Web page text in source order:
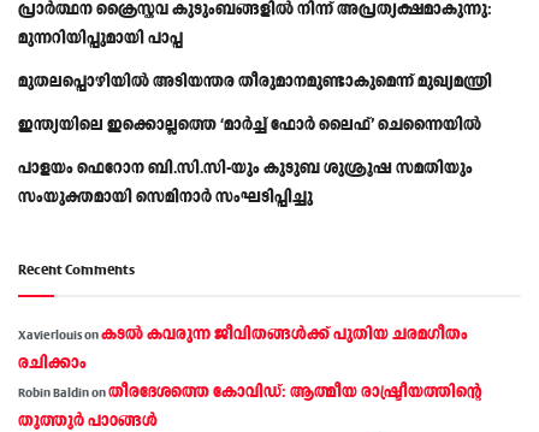
പ്രാര്‍ത്ഥന ക്രൈസ്തവ കുടുംബങ്ങളില്‍ നിന്ന് അപ്രത്യക്ഷമാകുന്നു:
മുന്നറിയിപ്പുമായി പാപ്പ
മുതലപ്പൊഴിയിൽ അടിയന്തര തീരുമാനമുണ്ടാകുമെന്ന് മുഖ്യമന്ത്രി
ഇന്ത്യയിലെ ഇക്കൊല്ലത്തെ ‘മാർച്ച് ഫോർ ലൈഫ്’ ചെന്നൈയിൽ
പാളയം ഫെറോന ബി.സി.സി-യും കുടുബ ശുശ്രൂഷ സമതിയും
സംയുക്തമായി സെമിനാർ സംഘടിപ്പിച്ചു
Recent Comments
Xavierlouisonകടല്‍ കവരുന്ന ജീവിതങ്ങള്‍ക്ക് പുതിയ ചരമഗീതം
രചിക്കാം
Robin Baldinonതീരദേശത്തെ കോവിഡ്: ആത്മീയ രാഷ്ട്രീയത്തിന്റെ
തൂത്തൂര്‍ പാഠങ്ങൾ